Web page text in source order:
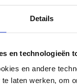
Details
en technologieën
en andere
laten werken, om